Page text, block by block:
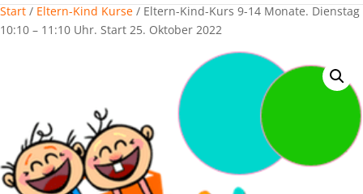
Start / Eltern-Kind Kurse / Eltern-Kind-Kurs 9-14 Monate. Dienstag
10:10 – 11:10 Uhr. Start 25. Oktober 2022